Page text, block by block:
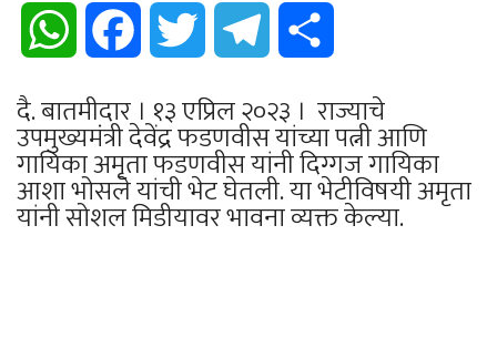
WhatsApp Facebook Twitter Telegram
दै. बातमीदार । १३ एप्रिल २०२३ । राज्याचे
उपमुख्यमंत्री देवेंद्र फडणवीस यांच्या पत्नी आणि
गायिका अमृता फडणवीस यांनी दिग्गज गायिका
आशा भोसले यांची भेट घेतली. या भेटीविषयी अमृता
यांनी सोशल मिडीयावर भावना व्यक्त केल्या.